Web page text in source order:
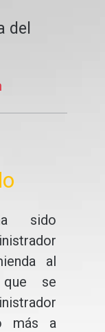
del
sido
al
se
más a